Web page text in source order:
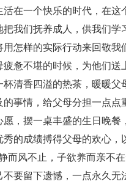
活在一个快乐的时代，在这
我们抚养成人，供我们学
用怎样的实际行动来回敬我
疲惫不堪的时候，为他们送
杯清香四溢的热茶，暖暖
的事情，给父母分担一点
愿，摆一桌丰盛的生日晚
秀的成绩搏得父母的欢心
而风不止，子欲养而亲不
要留下遗憾，一点永久无